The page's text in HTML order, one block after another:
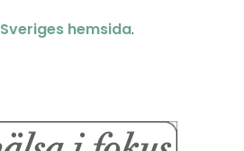
hemsida.